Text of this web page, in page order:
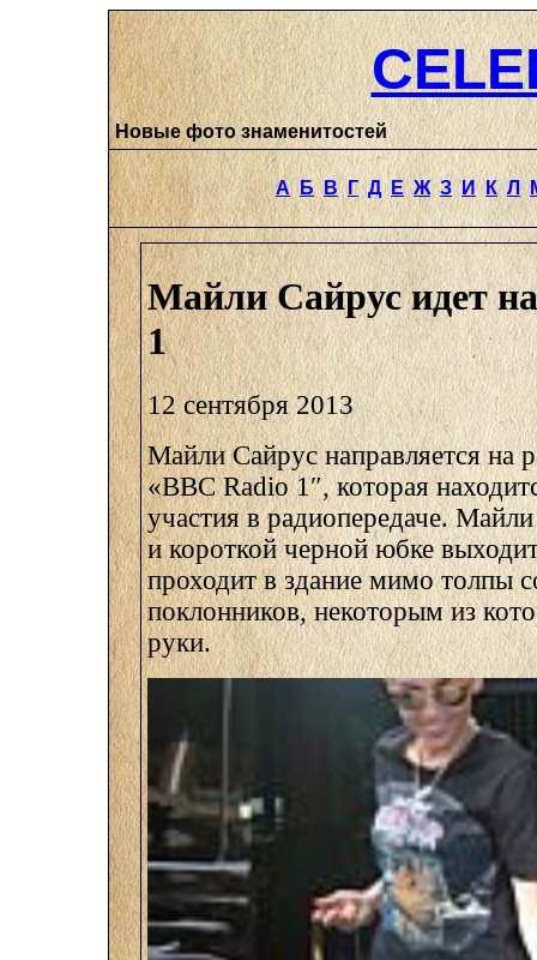
Новые фото знаменитостей
А Б В Г Д Е Ж З И К Л
Майли Сайрус идет
1
12 сентября 2013
Майли Сайрус направляется на
«BBC Radio 1″, которая
участия в радиопередаче.
и короткой черной юбке
проходит в здание мимо толпы
поклонников, некоторым из
руки.